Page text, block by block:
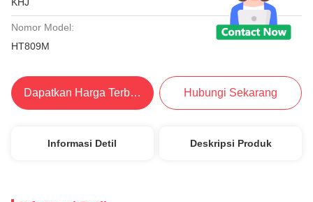
Nomor Model:
HT809M
Dapatkan Harga Terbaik Hubungi Sekarang
Informasi Detil Deskripsi Produk